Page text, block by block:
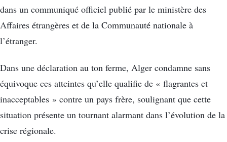
dans un communiqué officiel publié par le ministère des
Affaires étrangères et de la Communauté nationale à
l’étranger.
Dans une déclaration au ton ferme, Alger condamne sans
équivoque ces atteintes qu’elle qualifie de « flagrantes et
inacceptables » contre un pays frère, soulignant que cette
situation présente un tournant alarmant dans l’évolution de la
crise régionale.